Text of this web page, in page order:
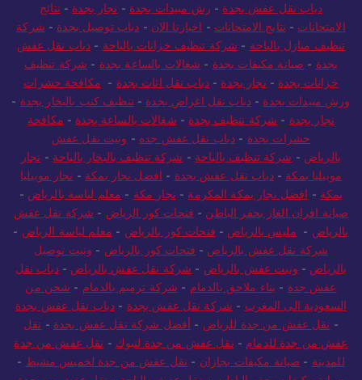
دباب نقل عفش بجدة - رش مبيدات بجدة - نجار بجدة - نتائج
الامتحانات - نتايج الامتحانات - اخبارنا الان - دباب توصيل بجدة - شركة
تنظيف منازل بالباحة - شركة تنظيف خزانات بالباحة - دباب نقل عفش
بجدة - صيانة مكيفات بجدة - شغالات بالساعة بجدة - شركة تنظيف
خزانات بجدة - نجار بجدة - دباب نقل اثاث بجدة - مكافحة حشرات
ورش مبيدات بجدة -دباب نقل اغراض بجدة -تنظيف كنب بالبخار بجدة -
نجار بجدة - شركة تنظيف بجدة - شغالات بالساعة بجدة - مكافحة
حشرات بجدة - دباب نقل عفش جده - ونيت نقل عفش
بالرياض - شركة تنظيف بالباحة - شركة تنظيف بالبخار بالباحة - نجار
موبيليا بمكة -دباب نقل عفش بجدة - افضل نجار بمكة - نجار موبيليا
بمكة - افضل نجار بمكة المكرمة - نجار مكة - معلم لياسة بالرياض -
صيانة افران الغاز بحفر الباطن - فتحات كور الرياض - شركة نقل عفش
بالرياض - مليس بالرياض - فتحات كور بالرياض - معلم لياسة الرياض -
شركة نقل عفش بالرياض - فتحات كور بالرياض - ونيت توصيل
بالرياض - ونيت عفش بالرياض - شركة نقل عفش بالرياض -دباب نقل
عفش جدة - بناء ملاحق بالدمام - شركة ترميم بالدمام - شحن من
السعودية الى المغرب - شركة نقل عفش بجدة - دباب نقل عفش بجدة
- نقل عفش من جدة للرياض - أفضل شركة نقل عفش بجدة - نقل
عفش من جدة للدمام - نقل عفش من جدة لتبوك - نقل عفش من جدة
للمدينة - صيانة مكيفات بجازان - نقل عفش من جدة لخميس مشيط -